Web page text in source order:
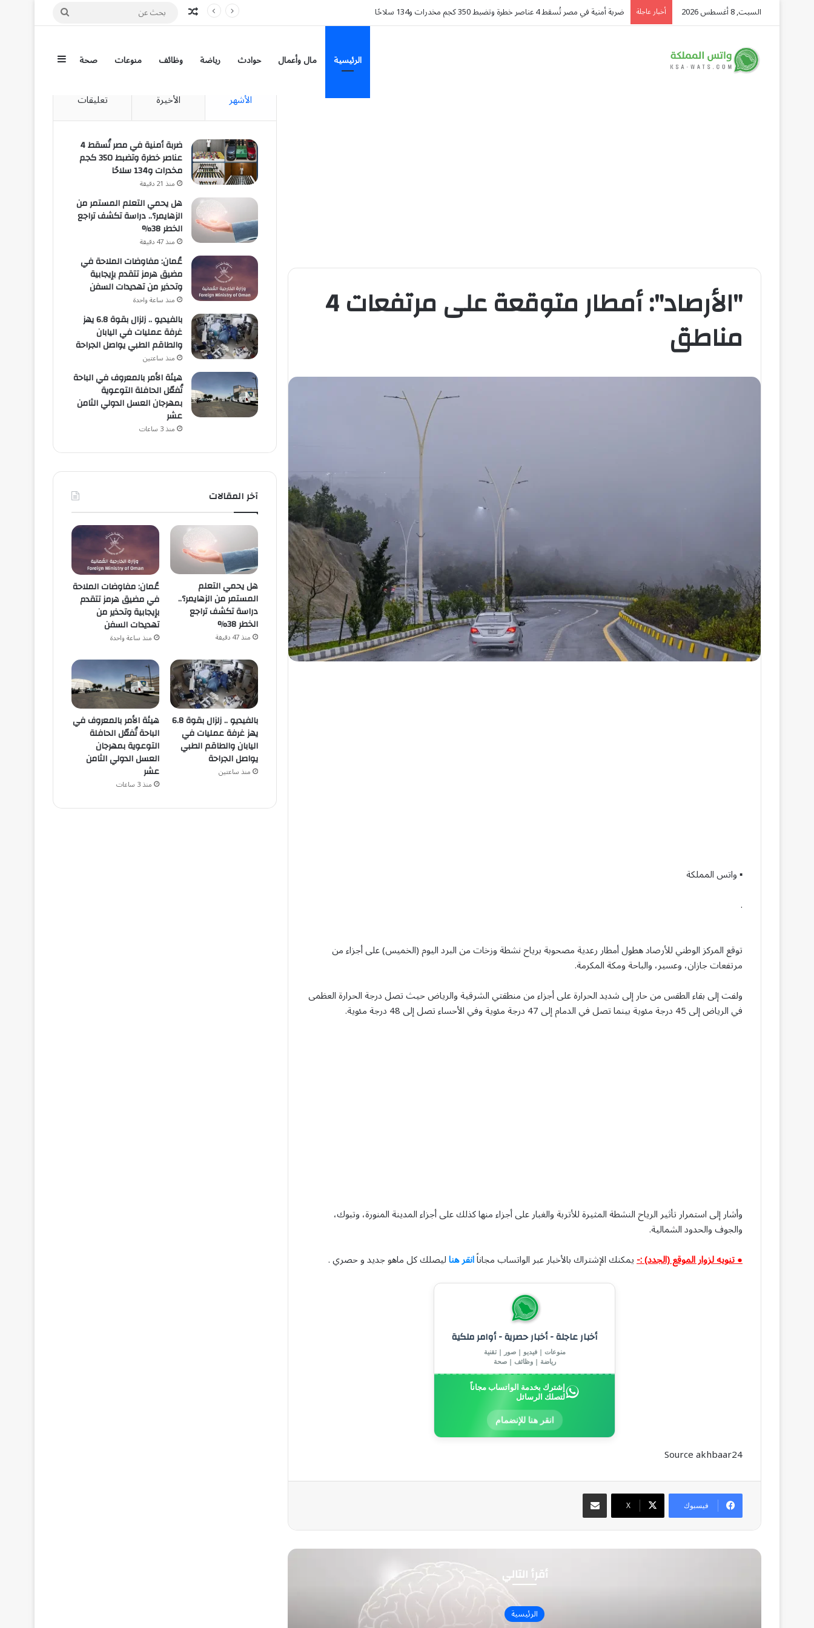
السبت, 8 أغسطس 2026 أخبار عاجلة هل يحمي التعلم المستمر من الزهايمر؟.. دراسة تكشف تراجع الخطر 38% مقال عشوائي
بحث
الرئيسية مال وأعمال حوادث رياضة وظائف منوعات صحة إضافة عمود
"الأرصاد": أمطار متوقعة على مرتفعات 4
مناطق
▪︎ واتس المملكة
.
توقع المركز الوطني للأرصاد هطول أمطار رعدية مصحوبة برياح نشطة وزخات من البرد اليوم (الخميس) على أجزاء من
مرتفعات جازان، وعسير، والباحة ومكة المكرمة.
ولفت إلى بقاء الطقس من حار إلى شديد الحرارة على أجزاء من منطقتي الشرقية والرياض حيث تصل درجة الحرارة العظمى
في الرياض إلى 45 درجة مئوية بينما تصل في الدمام إلى 47 درجة مئوية وفي الأحساء تصل إلى 48 درجة مئوية.
وأشار إلى استمرار تأثير الرياح النشطة المثيرة للأتربة والغبار على أجزاء منها كذلك على أجزاء المدينة المنورة، وتبوك،
والجوف والحدود الشمالية.
● تنويه لزوار الموقع (الجدد) :-يمكنك الإشتراك بالأخبار عبر الواتساب مجاناًانقر هناليصلك كل ماهو جديد و حصري .
أخبار عاجلة - أخبار حصرية - أوامر ملكية
منوعات | فيديو | صور | تقنية
رياضة | وظائف | صحة
إشترك بخدمة الواتساب مجاناً
لتصلك الرسائل
انقر هنا للإنضمام
Source akhbaar24
فيسبوك ‫X
مشاركة عبر البريد
أقرأ التالي
الرئيسية
الأشهر الأخيرة تعليقات
ضربة أمنية في مصر تُسقط 4
عناصر خطرة وتضبط 350 كجم
مخدرات و134 سلاحًا
منذ 21 دقيقة
هل يحمي التعلم المستمر من
الزهايمر؟.. دراسة تكشف تراجع
الخطر 38%
منذ 47 دقيقة
عُمان: مفاوضات الملاحة في
مضيق هرمز تتقدم بإيجابية
وتحذير من تهديدات السفن
منذ ساعة واحدة
بالفيديو .. زلزال بقوة 6.8 يهز
غرفة عمليات في اليابان
والطاقم الطبي يواصل الجراحة
منذ ساعتين
هيئة الأمر بالمعروف في الباحة
تُفعّل الحافلة التوعوية
بمهرجان العسل الدولي الثامن
عشر
منذ 3 ساعات
آخر المقالات
هل يحمي التعلم
المستمر من الزهايمر؟..
دراسة تكشف تراجع
الخطر 38%
منذ 47 دقيقة
عُمان: مفاوضات الملاحة
في مضيق هرمز تتقدم
بإيجابية وتحذير من
تهديدات السفن
منذ ساعة واحدة
بالفيديو .. زلزال بقوة 6.8
يهز غرفة عمليات في
اليابان والطاقم الطبي
يواصل الجراحة
منذ ساعتين
هيئة الأمر بالمعروف في
الباحة تُفعّل الحافلة
التوعوية بمهرجان
العسل الدولي الثامن
عشر
منذ 3 ساعات